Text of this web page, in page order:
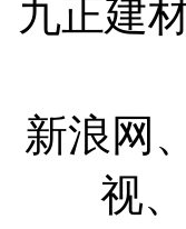
九正建
新浪网
视